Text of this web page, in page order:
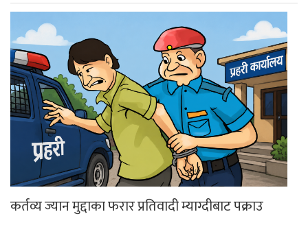
कर्तव्य ज्यान मुद्दाका फरार प्रतिवादी म्याग्दीबाट पक्राउ